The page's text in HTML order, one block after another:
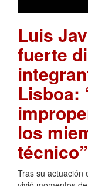
Luis
fuerte
Lisboa:
los
técnico”
Tras su actuación